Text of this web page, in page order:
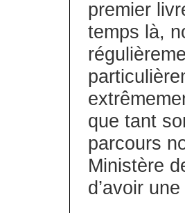
premier
temps là,
que tant
parcours
Ministère
d’avoir